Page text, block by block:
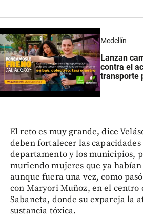
Medellín
Lanzan
contra el
transporte
El reto es muy grande, dice
deben fortalecer las
departamento y los municipios,
muriendo mujeres que ya
aunque fuera una vez, como
con Maryori Muñoz, en el centro
Sabaneta, donde su expareja la
sustancia tóxica.